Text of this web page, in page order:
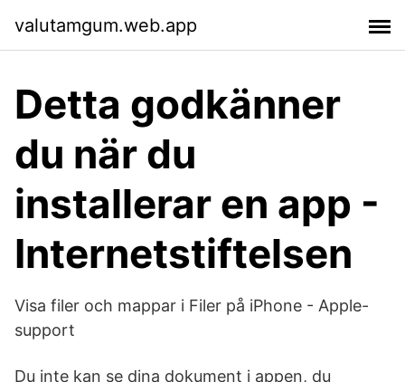
valutamgum.web.app
Detta godkänner
du när du
installerar en app -
Internetstiftelsen
Visa filer och mappar i Filer på iPhone - Apple-
support
Du inte kan se dina dokument i appen, du